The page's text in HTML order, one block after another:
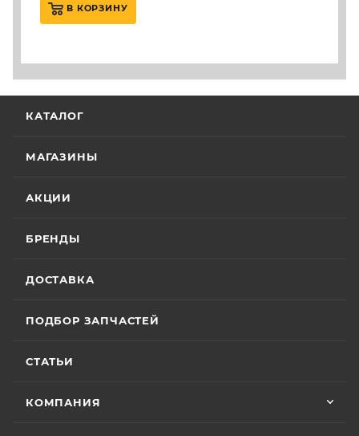
В КОРЗИНУ
КАТАЛОГ
МАГАЗИНЫ
АКЦИИ
БРЕНДЫ
ДОСТАВКА
ПОДБОР ЗАПЧАСТЕЙ
СТАТЬИ
КОМПАНИЯ